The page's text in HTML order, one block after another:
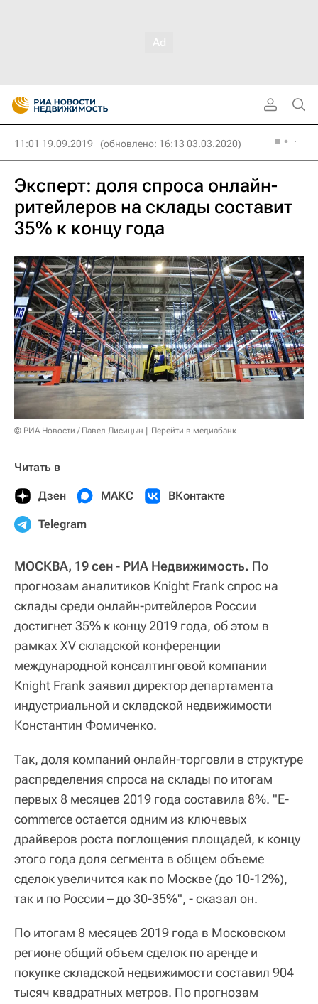
11:01 19.09.2019 (обновлено: 16:13 03.03.2020)
Эксперт: доля спроса онлайн-
ритейлеров на склады составит
35% к концу года
© РИА Новости / Павел Лисицын Перейти в медиабанк
Читать в
Дзен МАКС ВКонтакте
Telegram
МОСКВА, 19 сен - РИА Недвижимость. По
прогнозам аналитиков Knight Frank спрос на
склады среди онлайн-ритейлеров России
достигнет 35% к концу 2019 года, об этом в
рамках XV складской конференции
международной консалтинговой компании
Knight Frank заявил директор департамента
индустриальной и складской недвижимости
Константин Фомиченко.
Так, доля компаний онлайн-торговли в структуре
распределения спроса на склады по итогам
первых 8 месяцев 2019 года составила 8%. "E-
commerce остается одним из ключевых
драйверов роста поглощения площадей, к концу
этого года доля сегмента в общем объеме
сделок увеличится как по Москве (до 10-12%),
так и по России – до 30-35%", - сказал он.
По итогам 8 месяцев 2019 года в Московском
регионе общий объем сделок по аренде и
покупке складской недвижимости составил 904
тысяч квадратных метров. По прогнозам